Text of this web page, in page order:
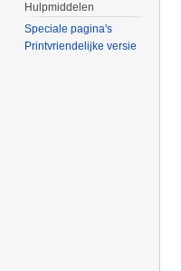
Hulpmiddelen
Speciale pagina's
Printvriendelijke versie